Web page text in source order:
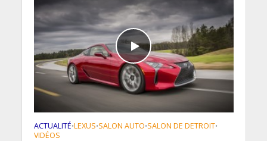
ACTUALITÉ•LEXUS•SALON AUTO•SALON DE DETROIT•
VIDÉOS